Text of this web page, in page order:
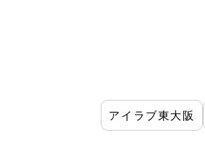
アイラブ東大阪